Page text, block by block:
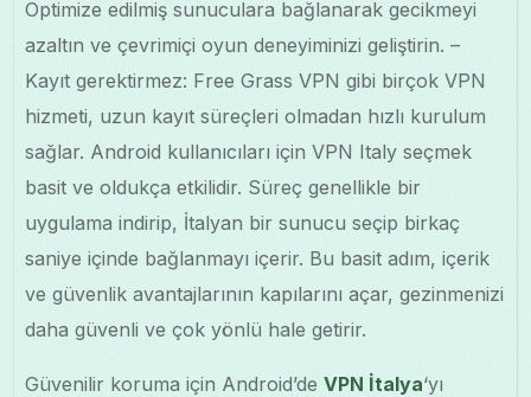
Optimize edilmiş sunuculara bağlanarak gecikmeyi
azaltın ve çevrimiçi oyun deneyiminizi geliştirin. –
Kayıt gerektirmez: Free Grass VPN gibi birçok VPN
hizmeti, uzun kayıt süreçleri olmadan hızlı kurulum
sağlar. Android kullanıcıları için VPN Italy seçmek
basit ve oldukça etkilidir. Süreç genellikle bir
uygulama indirip, İtalyan bir sunucu seçip birkaç
saniye içinde bağlanmayı içerir. Bu basit adım, içerik
ve güvenlik avantajlarının kapılarını açar, gezinmenizi
daha güvenli ve çok yönlü hale getirir.
Güvenilir koruma için Android’deVPN İtalya‘yı